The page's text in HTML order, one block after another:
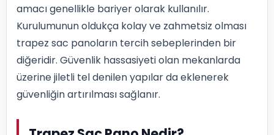
amacı genellikle bariyer olarak kullanılır.
Kurulumunun oldukça kolay ve zahmetsiz olması
trapez sac panoların tercih sebeplerinden bir
diğeridir. Güvenlik hassasiyeti olan mekanlarda
üzerine jiletli tel denilen yapılar da eklenerek
güvenliğin artırılması sağlanır.